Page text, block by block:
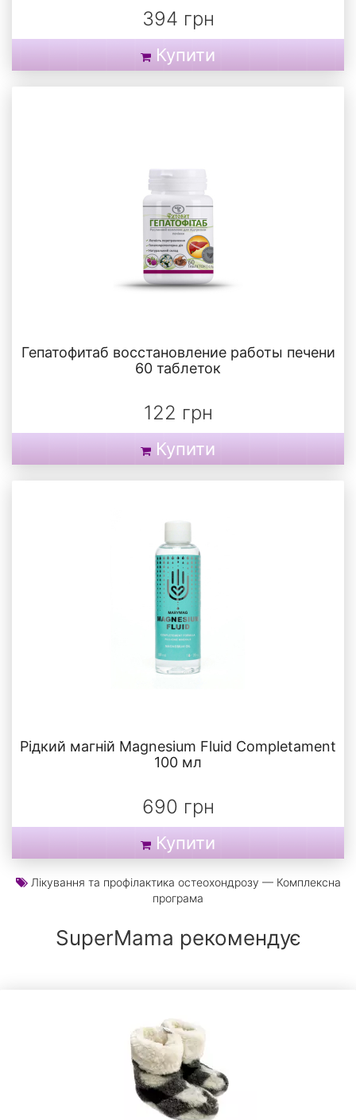
394 грн
Купити
Гепатофитаб восстановление работы печени
60 таблеток
122 грн
Купити
Рідкий магній Magnesium Fluid Completament
100 мл
690 грн
Купити
Лікування та профілактика остеохондрозу — Комплексна
програма
SuperMama рекомендує